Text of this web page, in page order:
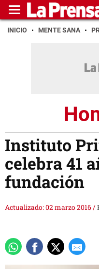
INICIO MENTE SANA
Instituto
celebra 41
fundación
Actualizado: 02 marzo 2016/